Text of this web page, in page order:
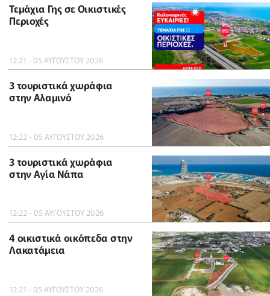
Τεμάχια Γης σε Οικιστικές
Περιοχές
12:21 - 05 ΑΥΓΟΥΣΤΟΥ 2026
3 τουριστικά χωράφια
στην Αλαμινό
12:22 - 05 ΑΥΓΟΥΣΤΟΥ 2026
3 τουριστικά χωράφια
στην Αγία Νάπα
12:22 - 05 ΑΥΓΟΥΣΤΟΥ 2026
4 οικιστικά οικόπεδα στην
Λακατάμεια
12:21 - 05 ΑΥΓΟΥΣΤΟΥ 2026